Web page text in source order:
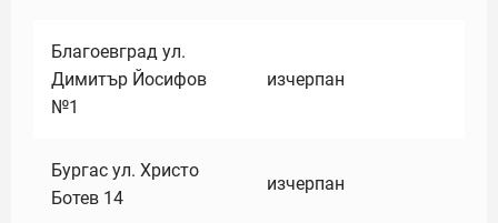
Благоевград ул.
Димитър Йосифов
№1
изчерпан
Бургас ул. Христо
Ботев 14
изчерпан